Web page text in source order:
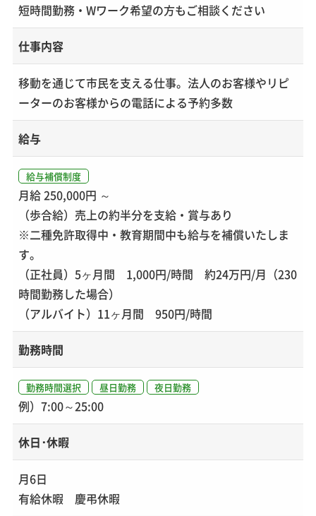
短時間勤務・Wワーク希望の方もご相談ください
仕事内容
移動を通じて市民を支える仕事。法人のお客様やリピ
ーターのお客様からの電話による予約多数
給与
給与補償制度
月給 250,000円 ～
（歩合給）売上の約半分を支給・賞与あり
※二種免許取得中・教育期間中も給与を補償いたしま
す。
（正社員）5ヶ月間 1,000円/時間 約24万円/月（230
時間勤務した場合）
（アルバイト）11ヶ月間 950円/時間
勤務時間
勤務時間選択 昼日勤務 夜日勤務
例）7:00～25:00
休日･休暇
月6日
有給休暇 慶弔休暇